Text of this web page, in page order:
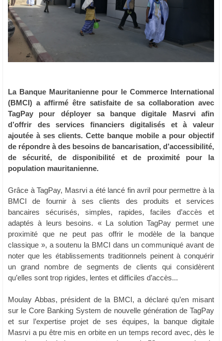
La Banque Mauritanienne pour le Commerce International
(BMCI) a affirmé être satisfaite de sa collaboration avec
TagPay pour déployer sa banque digitale Masrvi afin
d’offrir des services financiers digitalisés et à valeur
ajoutée à ses clients. Cette banque mobile a pour objectif
de répondre à des besoins de bancarisation, d’accessibilité,
de sécurité, de disponibilité et de proximité pour la
population mauritanienne.
Grâce à TagPay, Masrvi a été lancé fin avril pour permettre à la
BMCI de fournir à ses clients des produits et services
bancaires sécurisés, simples, rapides, faciles d’accès et
adaptés à leurs besoins. « La solution TagPay permet une
proximité que ne peut pas offrir le modèle de la banque
classique », a soutenu la BMCI dans un communiqué avant de
noter que les établissements traditionnels peinent à conquérir
un grand nombre de segments de clients qui considèrent
qu’elles sont trop rigides, lentes et difficiles d’accès...
Moulay Abbas, président de la BMCI, a déclaré qu’en misant
sur le Core Banking System de nouvelle génération de TagPay
et sur l’expertise projet de ses équipes, la banque digitale
Masrvi a pu être mis en orbite en un temps record avec, dès le